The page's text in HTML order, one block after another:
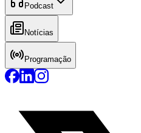
Podcast
Notícias
Programação